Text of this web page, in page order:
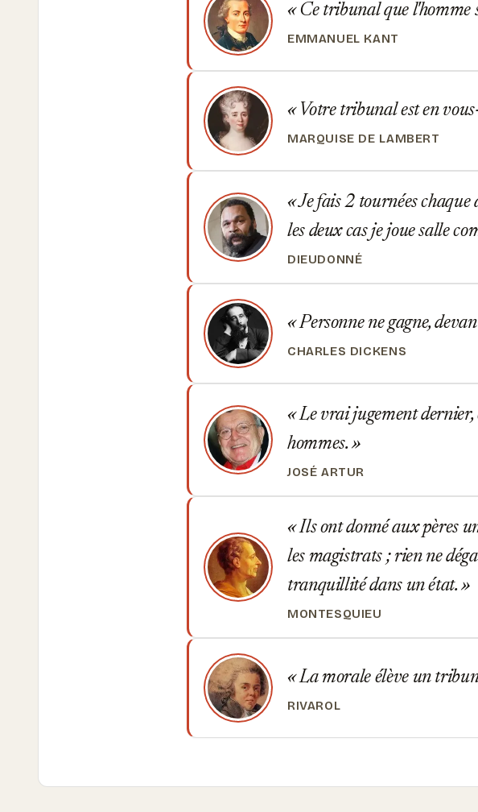
Ce tribunal que l'homme
EMMANUEL KANT
Votre tribunal est en
MARQUISE DE LAMBERT
Je fais 2 tournées chaque
les deux cas je joue salle
DIEUDONNÉ
Personne ne gagne,
CHARLES DICKENS
Le vrai jugement
hommes.
JOSÉ ARTUR
Ils ont donné aux pères
les magistrats ; rien ne
tranquillité dans un état.
MONTESQUIEU
La morale élève un
RIVAROL